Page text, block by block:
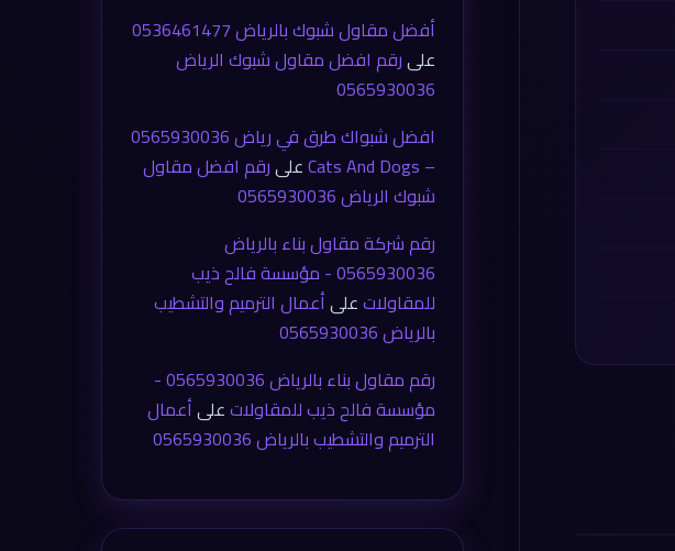
أفضل مقاول شبوك بالرياض 0536461477
علىرقم افضل مقاول شبوك الرياض
0565930036
افضل شبواك طرق في رياض 0565930036
– Cats And Dogs
علىرقم افضل مقاول
شبوك الرياض 0565930036
رقم شركة مقاول بناء بالرياض
0565930036 - مؤسسة فالح ذيب
للمقاولاتعلىأعمال الترميم والتشطيب
بالرياض 0565930036
رقم مقاول بناء بالرياض 0565930036 -
مؤسسة فالح ذيب للمقاولاتعلىأعمال
الترميم والتشطيب بالرياض 0565930036